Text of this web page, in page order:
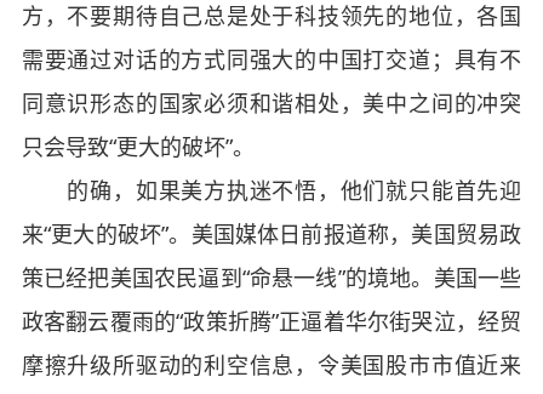
方，不要期待自己总是处于科技领先的地位，各国
需要通过对话的方式同强大的中国打交道；具有不
同意识形态的国家必须和谐相处，美中之间的冲突
只会导致“更大的破坏”。
的确，如果美方执迷不悟，他们就只能首先迎
来“更大的破坏”。美国媒体日前报道称，美国贸易政
策已经把美国农民逼到“命悬一线”的境地。美国一些
政客翻云覆雨的“政策折腾”正逼着华尔街哭泣，经贸
摩擦升级所驱动的利空信息，令美国股市市值近来